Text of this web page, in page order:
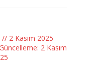
// 2 Kasım 2025
2 Kasım